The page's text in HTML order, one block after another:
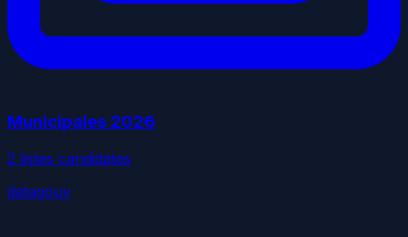
Municipales 2026
2 listes candidates
datagouv